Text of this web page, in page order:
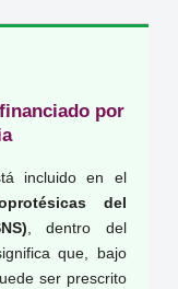
por
incluido en el
del
, dentro del
que, bajo
ser prescrito